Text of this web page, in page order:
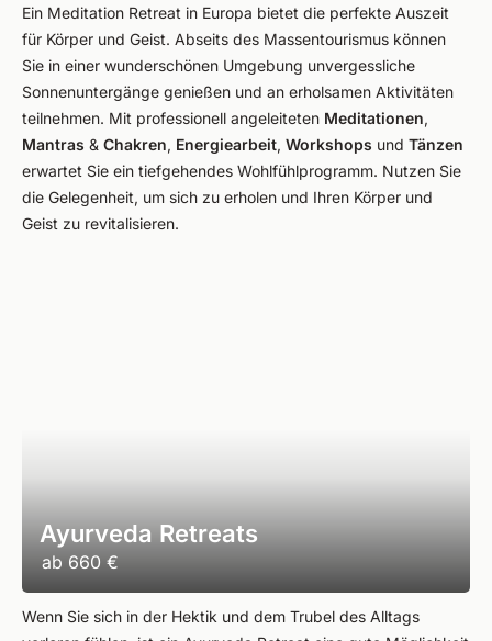
Ein Meditation Retreat in Europa bietet die perfekte Auszeit
für Körper und Geist. Abseits des Massentourismus können
Sie in einer wunderschönen Umgebung unvergessliche
Sonnenuntergänge genießen und an erholsamen Aktivitäten
teilnehmen. Mit professionell angeleiteten Meditationen,
Mantras & Chakren, Energiearbeit, Workshops und Tänzen
erwartet Sie ein tiefgehendes Wohlfühlprogramm. Nutzen Sie
die Gelegenheit, um sich zu erholen und Ihren Körper und
Geist zu revitalisieren.
Ayurveda Retreats
ab 660 €
Wenn Sie sich in der Hektik und dem Trubel des Alltags